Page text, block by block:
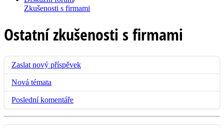
Zkušenosti s firmami
Ostatní zkušenosti s firmami
Zaslat nový příspěvek
Nová témata
Poslední komentáře